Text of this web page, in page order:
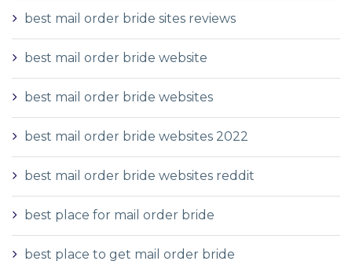
best mail order bride sites reviews
best mail order bride website
best mail order bride websites
best mail order bride websites 2022
best mail order bride websites reddit
best place for mail order bride
best place to get mail order bride